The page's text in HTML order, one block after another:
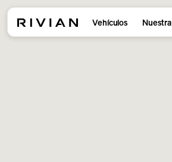
Vehículos